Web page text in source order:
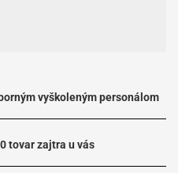
vyškoleným personálom
tovar zajtra u vás